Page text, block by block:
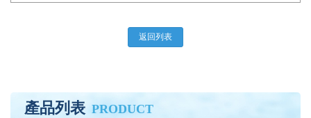
返回列表
產品列表 PRODUCT